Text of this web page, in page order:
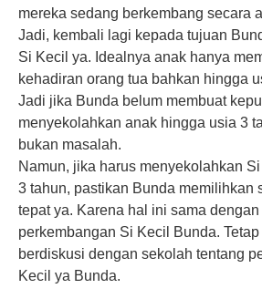
mereka sedang berkembang secara
Jadi, kembali lagi kepada tujuan
Si Kecil ya. Idealnya anak hanya
kehadiran orang tua bahkan hingga
Jadi jika Bunda belum membuat
menyekolahkan anak hingga usia 3
bukan masalah.
Namun, jika harus menyekolahkan
3 tahun, pastikan Bunda memilihkan
tepat ya. Karena hal ini sama
perkembangan Si Kecil Bunda.
berdiskusi dengan sekolah tentang
Kecil ya Bunda.